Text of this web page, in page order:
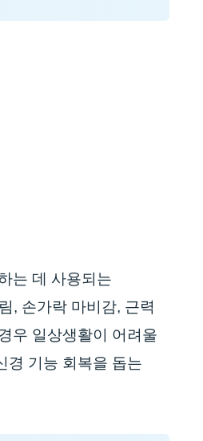
는 데 사용되는
, 손가락 마비감, 근력
우 일상생활이 어려울
경 기능 회복을 돕는